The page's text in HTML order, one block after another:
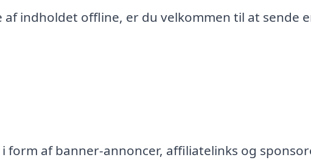
indholdet offline, er du velkommen til at sende
form af banner-annoncer, affiliatelinks og